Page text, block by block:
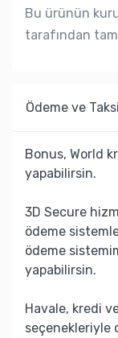
Bu ürünün
tarafından
Ödeme ve
Bonus, World
yapabilirsin.
3D Secure
ödeme
ödeme
yapabilirsin.
Havale, kredi
seçenekleriyle